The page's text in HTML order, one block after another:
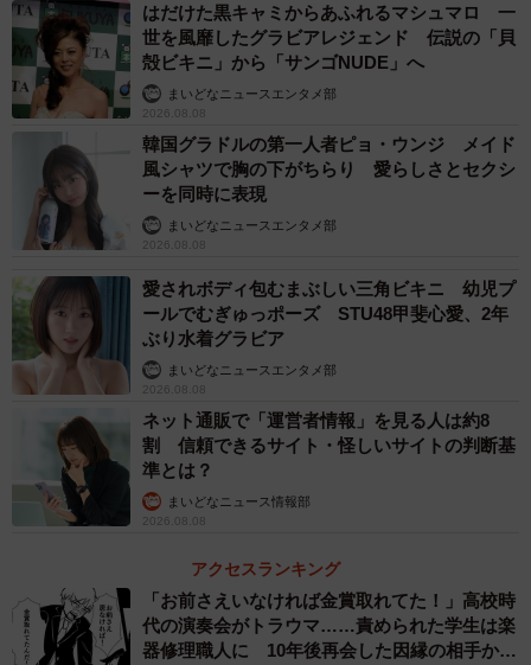
遠目から見ると、こんな感じ。
はだけた黒キャミからあふれるマシュマロ 一
世を風靡したグラビアレジェンド 伝説の「貝
殻ビキニ」から「サンゴNUDE」へ
まいどなニュースエンタメ部
2026.08.08
韓国グラドルの第一人者ピョ・ウンジ メイド
風シャツで胸の下がちらり 愛らしさとセクシ
ーを同時に表現
まいどなニュースエンタメ部
2026.08.08
愛されボディ包むまぶしい三角ビキニ 幼児プ
ールでむぎゅっポーズ STU48甲斐心愛、2年
ぶり水着グラビア
まいどなニュースエンタメ部
2026.08.08
ネット通販で「運営者情報」を見る人は約8
割 信頼できるサイト・怪しいサイトの判断基
準とは？
まいどなニュース情報部
2026.08.08
アクセスランキング
「お前さえいなければ金賞取れてた！」高校時
代の演奏会がトラウマ……責められた学生は楽
器修理職人に 10年後再会した因縁の相手から